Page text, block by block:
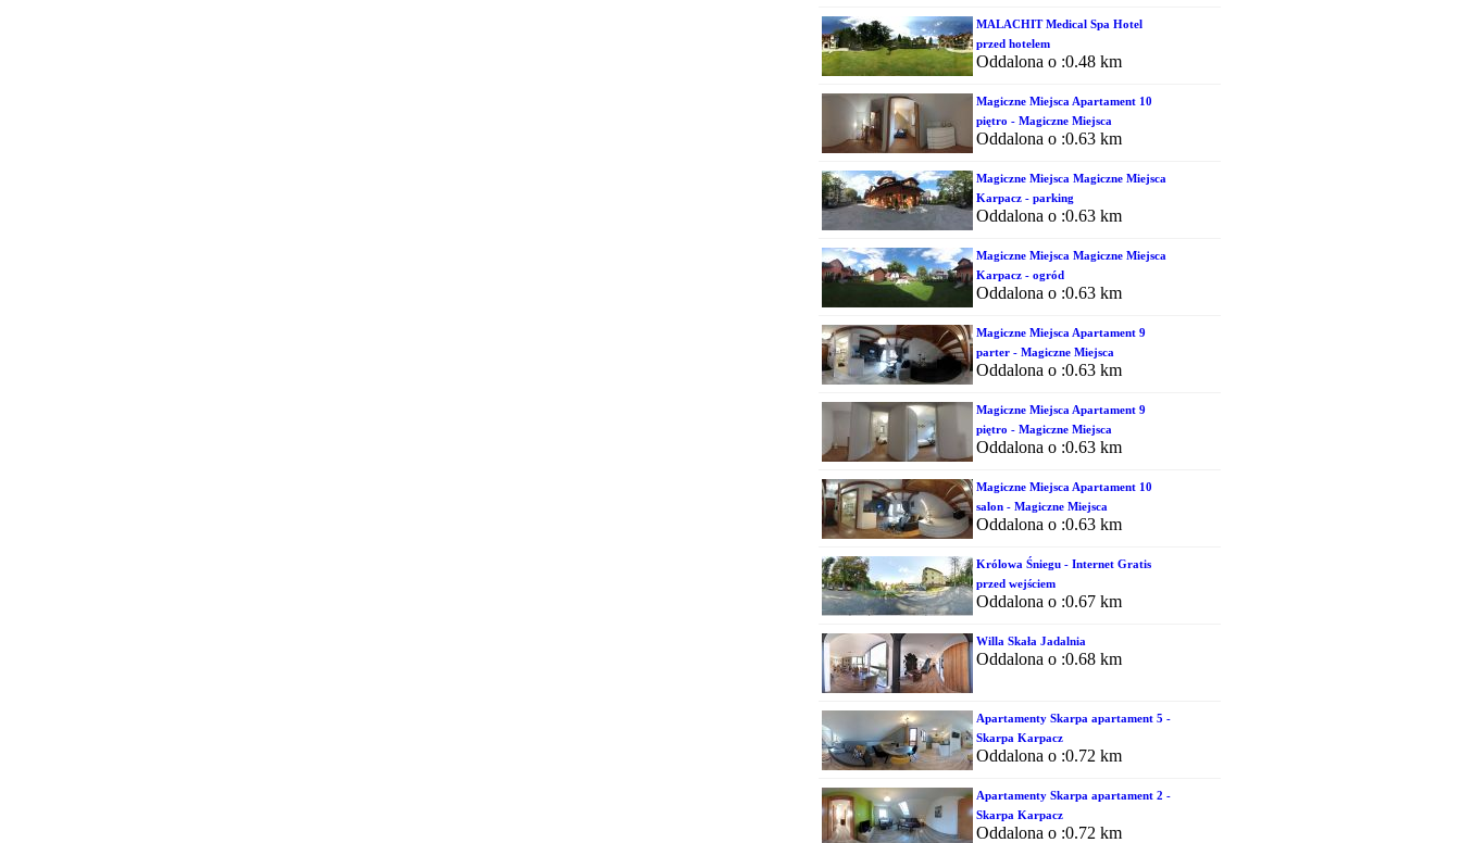
MALACHIT Medical Spa Hotel
przed hotelem
Oddalona o :0.48 km
Magiczne Miejsca Apartament 10
piętro - Magiczne Miejsca
Oddalona o :0.63 km
Magiczne Miejsca Magiczne Miejsca
Karpacz - parking
Oddalona o :0.63 km
Magiczne Miejsca Magiczne Miejsca
Karpacz - ogród
Oddalona o :0.63 km
Magiczne Miejsca Apartament 9
parter - Magiczne Miejsca
Oddalona o :0.63 km
Magiczne Miejsca Apartament 9
piętro - Magiczne Miejsca
Oddalona o :0.63 km
Magiczne Miejsca Apartament 10
salon - Magiczne Miejsca
Oddalona o :0.63 km
Królowa Śniegu - Internet Gratis
przed wejściem
Oddalona o :0.67 km
Willa Skała Jadalnia
Oddalona o :0.68 km
Apartamenty Skarpa apartament 5 -
Skarpa Karpacz
Oddalona o :0.72 km
Apartamenty Skarpa apartament 2 -
Skarpa Karpacz
Oddalona o :0.72 km